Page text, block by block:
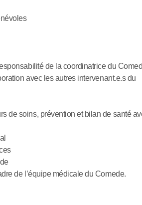
de la coordinatrice du
avec les autres intervenant.e.s du
de soins, prévention et bilan de santé
de l’équipe médicale du Comede.